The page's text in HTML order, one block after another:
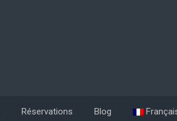
Réservations Blog